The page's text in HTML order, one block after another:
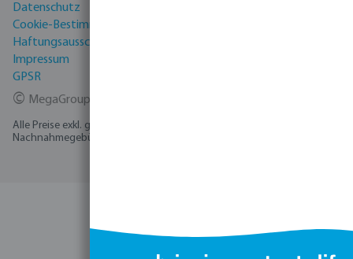
Datenschutz
Cookie-Bestimmungen
Haftungsausschluss
Impressum
GPSR
© MegaGroup Trade 2026
Alle Preise exkl. gesetzl. Mehrwertsteuer zzgl.
Nachnahmegebühren, wenn nicht anders angegeben.